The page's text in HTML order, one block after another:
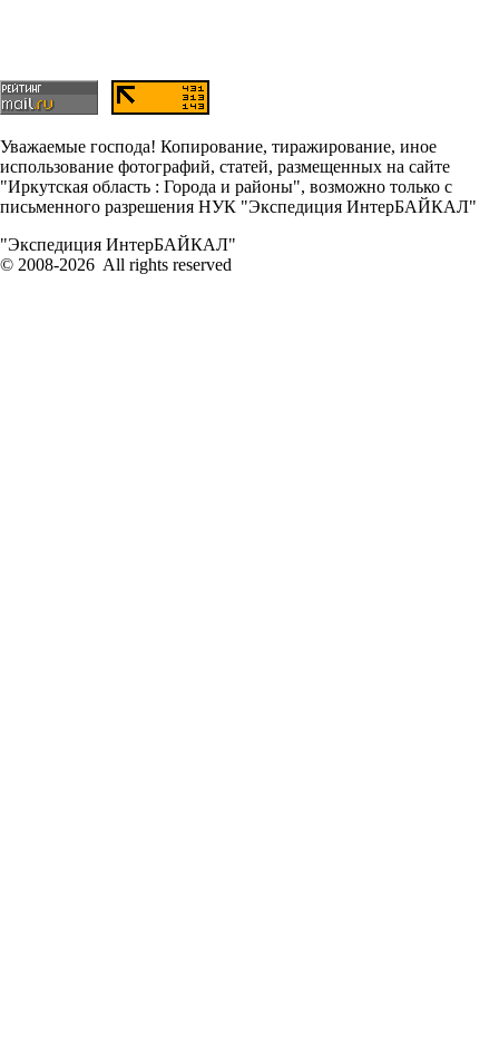
Уважаемые господа! Копирование, тиражирование, иное
использование фотографий, статей, размещенных на сайте
"Иркутская область : Города и районы", возможно только с
письменного разрешения НУК "Экспедиция ИнтерБАЙКАЛ"
"Экспедиция ИнтерБАЙКАЛ"
© 2008-2026 All rights reserved